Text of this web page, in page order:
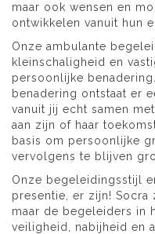
maar ook wensen en
ontwikkelen vanuit hun
Onze ambulante
kleinschaligheid en
persoonlijke
benadering ontstaat er
vanuit jij echt samen
aan zijn of haar
basis om persoonlijke
vervolgens te blijven
Onze begeleidingsstijl
presentie, er zijn!
maar de begeleiders in
veiligheid, nabijheid en